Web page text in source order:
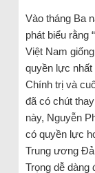
Vào tháng Ba
phát biểu rằng
Việt Nam
quyền lực
Chính trị và
đã có chút
này, Nguyễn
có quyền lực
Trung ương
Trọng dễ dàng